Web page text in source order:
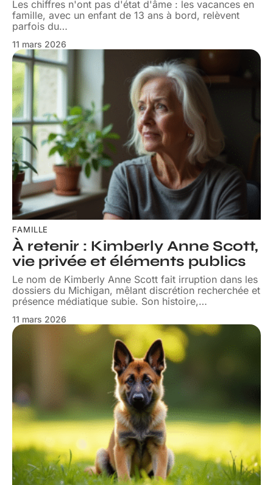
Les chiffres n'ont pas d'état d'âme : les vacances en
famille, avec un enfant de 13 ans à bord, relèvent
parfois du…
11 mars 2026
FAMILLE
À retenir : Kimberly Anne Scott,
vie privée et éléments publics
Le nom de Kimberly Anne Scott fait irruption dans les
dossiers du Michigan, mêlant discrétion recherchée et
présence médiatique subie. Son histoire,…
11 mars 2026